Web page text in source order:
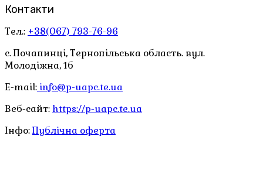
Контакти
Тел.: +38(067) 793-76-96
с. Почапинці, Тернопільська область. вул.
Молодіжна, 1б
E-mail: info@p-uapc.te.ua
Веб-сайт: https://p-uapc.te.ua
Інфо:Публічна оферта